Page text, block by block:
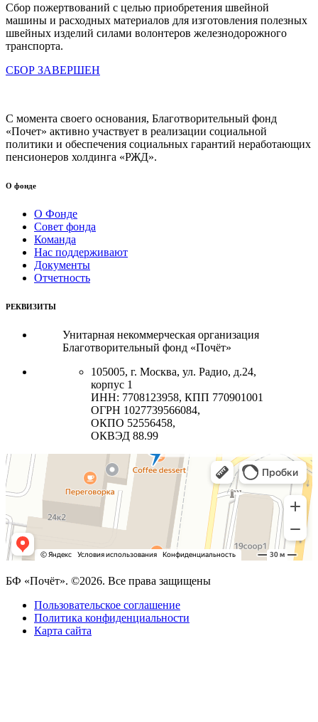
Сбор пожертвований с целью приобретения швейной
машины и расходных материалов для изготовления полезных
швейных изделий силами волонтеров железнодорожного
транспорта.
СБОР ЗАВЕРШЕН
С момента своего основания, Благотворительный фонд
«Почет» активно участвует в реализации социальной
политики и обеспечения социальных гарантий неработающих
пенсионеров холдинга «РЖД».
О фонде
О Фонде
Совет фонда
Команда
Нас поддерживают
Документы
Отчетность
РЕКВИЗИТЫ
Унитарная некоммерческая организация
Благотворительный фонд «Почёт»
105005, г. Москва, ул. Радио, д.24,
корпус 1
ИНН: 7708123958, КПП 770901001
ОГРН 1027739566084,
ОКПО 52556458,
ОКВЭД 88.99
БФ «Почёт». ©2026. Все права защищены
Пользовательское соглашение
Политика конфиденциальности
Карта сайта